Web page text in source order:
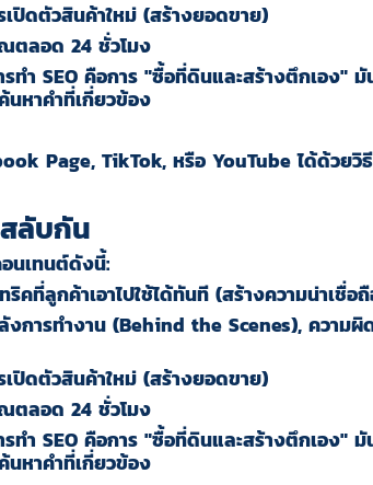
ปิดตัวสินค้าใหม่ (สร้างยอดขาย)
ตลอด 24 ชั่วโมง
ำ SEO คือการ "ซื้อที่ดินและสร้างตึกเอง" มั
หาคำที่เกี่ยวข้อง
Page, TikTok, หรือ YouTube ได้ด้วยวิ
ลับกัน
นเทนต์ดังนี้:
ที่ลูกค้าเอาไปใช้ได้ทันที (สร้างความน่าเชื่อ
งการทำงาน (Behind the Scenes), ความ
ปิดตัวสินค้าใหม่ (สร้างยอดขาย)
ตลอด 24 ชั่วโมง
ำ SEO คือการ "ซื้อที่ดินและสร้างตึกเอง" มั
หาคำที่เกี่ยวข้อง